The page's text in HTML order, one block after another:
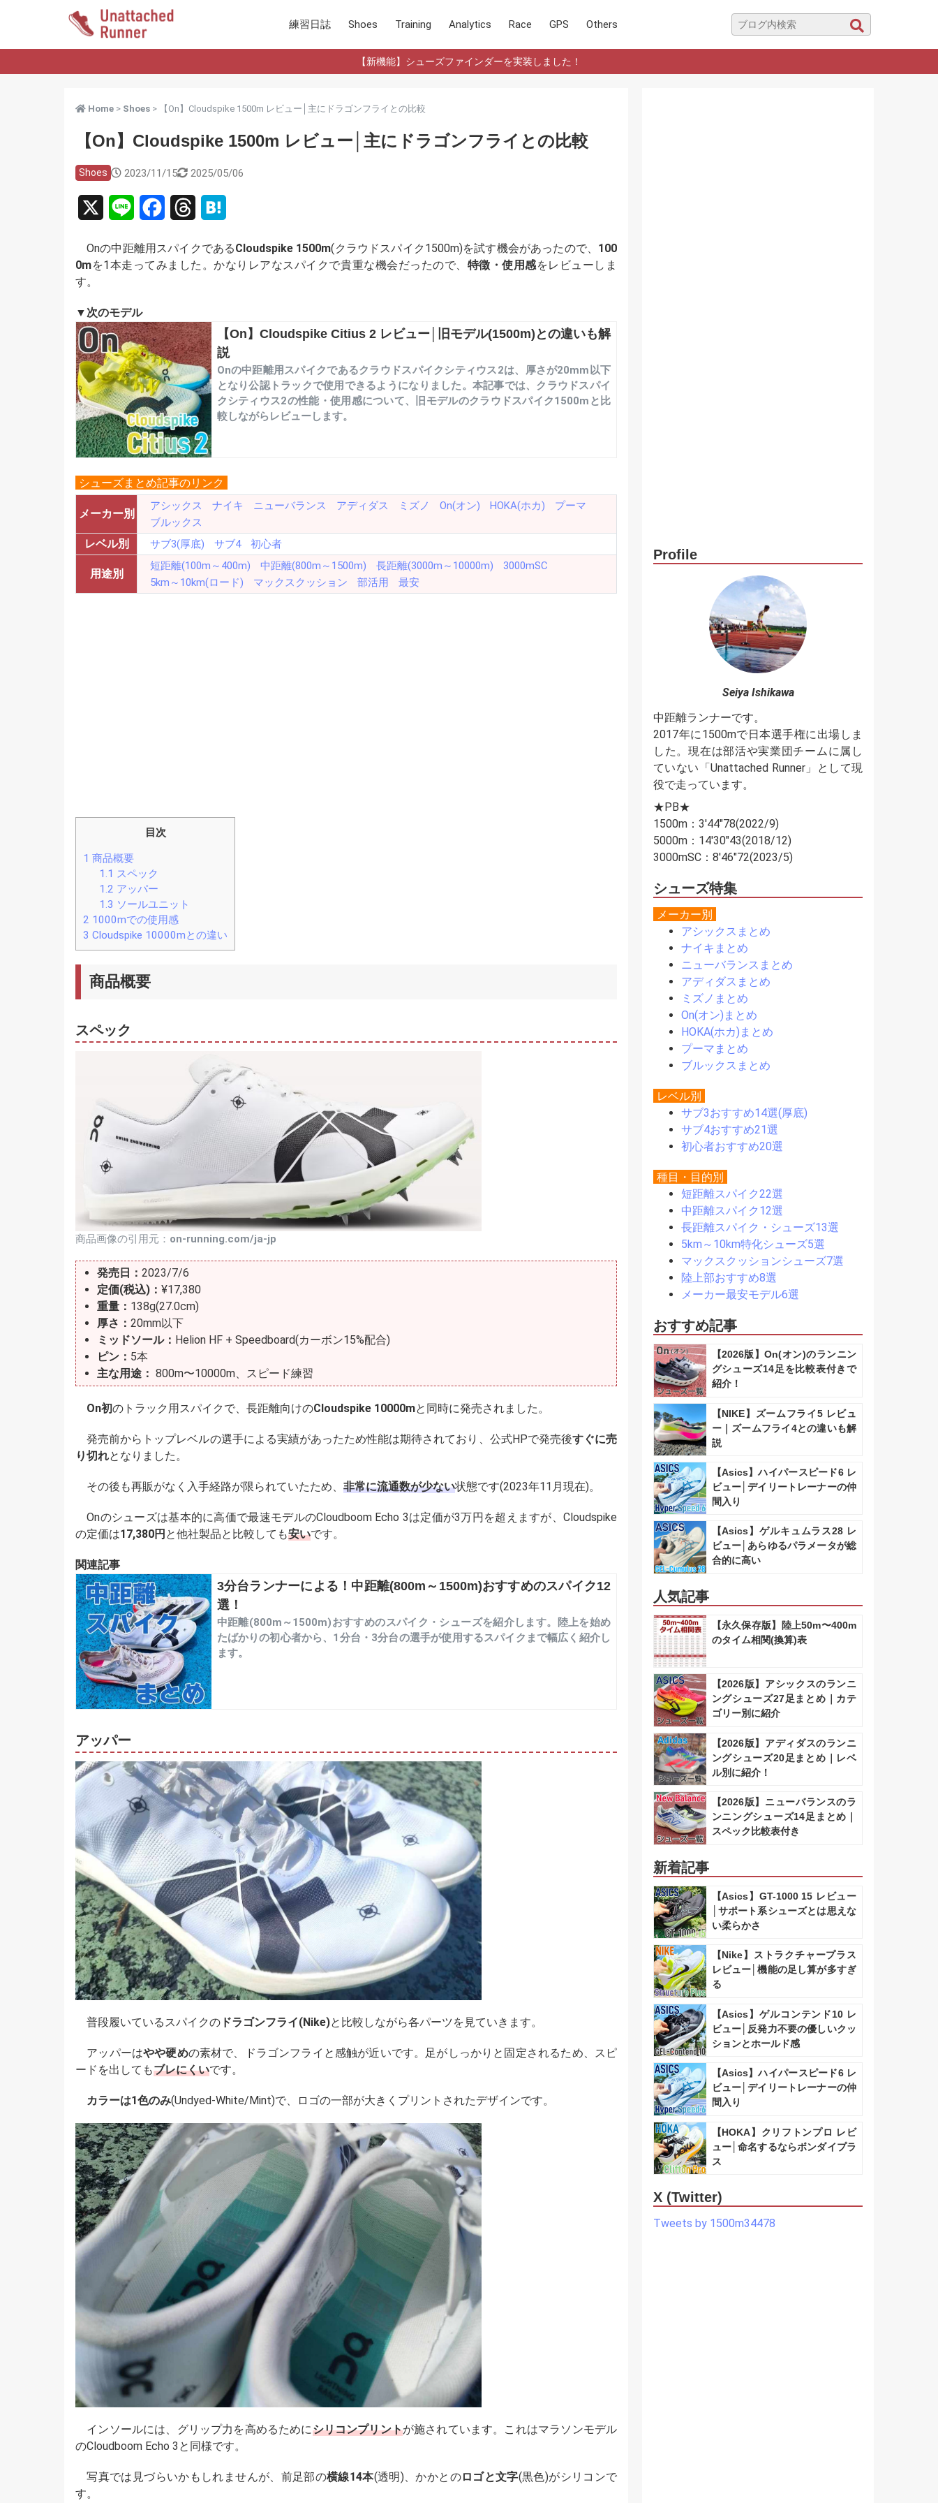
練習日誌 Shoes Training Analytics Race GPS Others
【新機能】シューズファインダーを実装しました！
Home > Shoes > 【On】Cloudspike 1500m レビュー│主にドラゴンフライとの比較
【On】Cloudspike 1500m レビュー│主にドラゴンフライとの比較
Shoes 2023/11/15 2025/05/06
n
c
o
o
k
d
s
t
a
Onの中距離用スパイクであるCloudspike 1500m(クラウドスパイク1500m)を試す機会があったので、 100
0mを1本走ってみました。かなりレアなスパイクで貴重な機会だったので、 特徴・使用感をレビューしま
す。
▼次のモデル
【On】Cloudspike Citius 2 レビュー│旧モデル(1500m)との違いも解
説
Onの中距離用スパイクであるクラウドスパイクシティウス2は、厚さが20mm以下
となり公認トラックで使用できるようになりました。本記事では、クラウドスパイ
クシティウス2の性能・使用感について、旧モデルのクラウドスパイク1500mと比
較しながらレビューします。
シューズまとめ記事のリンク
メーカー別
アシックス ナイキ ニューバランス アディダス ミズノ On(オン) HOKA(ホカ)
プーマ
ブルックス
レベル別 サブ3(厚底) サブ4 初心者
用途別
短距離(100m～400m) 中距離(800m～1500m) 長距離(3000m～10000m)
3000mSC
5km～10km(ロード)
マックスクッション 部活用 最安
目次
1 商品概要
1.1 スペック
1.2 アッパー
1.3 ソールユニット
2 1000mでの使用感
3 Cloudspike 10000mとの違い
商品概要
スペック
商品画像の引用元： on-running.com/ja-jp
発売日： 2023/7/6
定価(税込)： ¥17,380
重量： 138g(27.0cm)
厚さ： 20mm以下
ミッドソール： Helion HF + Speedboard(カーボン15%配合)
ピン： 5本
主な用途： 800m〜10000m、スピード練習
On初のトラック用スパイクで、長距離向けのCloudspike 10000mと同時に発売されました。
発売前からトップレベルの選手による実績があったため性能は期待されており、公式HPで発売後すぐに売
り切れとなりました。
その後も再販がなく入手経路が限られていたため、 非常に流通数が少ない状態です(2023年11月現在)。
Onのシューズは基本的に高価で最速モデルのCloudboom Echo 3は定価が3万円を超えますが、Cloudspike
の定価は17,380円 と他社製品と比較しても安いです。
関連記事
3分台ランナーによる！中距離(800m～1500m)おすすめのスパイク12
選！
中距離(800m～1500m)おすすめのスパイク・シューズを紹介します。陸上を始め
たばかりの初心者から、1分台・3分台の選手が使用するスパイクまで幅広く紹介し
ます。
アッパー
普段履いているスパイクの ドラゴンフライ(Nike)と比較しながら各パーツを見ていきます。
アッパーはやや硬めの素材で、ドラゴンフライと感触が近いです。足がしっかりと固定されるため、スピ
ードを出してもブレにくいです。
カラーは1色のみ(Undyed-White/Mint)で、ロゴの一部が大きくプリントされたデザインです。
インソールには、グリップ力を高めるためにシリコンプリントが施されています。これはマラソンモデル
のCloudboom Echo 3と同様です。
写真では見づらいかもしれませんが、前足部の横線14本(透明)、かかとのロゴと文字(黒色)がシリコンで
す。
Profile
Seiya Ishikawa
中距離ランナーです。
2017年に1500mで日本選手権に出場しま
した。現在は部活や実業団チームに属し
ていない「Unattached Runner」として現
役で走っています。
★PB★
1500m：3'44"78(2022/9)
5000m：14'30"43(2018/12)
3000mSC：8'46"72(2023/5)
シューズ特集
メーカー別
アシックスまとめ
ナイキまとめ
ニューバランスまとめ
アディダスまとめ
ミズノまとめ
On(オン)まとめ
HOKA(ホカ)まとめ
プーマまとめ
ブルックスまとめ
レベル別
サブ3おすすめ14選(厚底)
サブ4おすすめ21選
初心者おすすめ20選
種目・目的別
短距離スパイク22選
中距離スパイク12選
長距離スパイク・シューズ13選
5km～10km特化シューズ5選
マックスクッションシューズ7選
陸上部おすすめ8選
メーカー最安モデル6選
おすすめ記事
【2026版】On(オン)のランニン
グシューズ14足を比較表付きで
紹介！
【NIKE】ズームフライ5 レビュ
ー｜ズームフライ4との違いも解
説
【Asics】ハイパースピード6 レ
ビュー│デイリートレーナーの仲
間入り
【Asics】ゲルキュムラス28 レ
ビュー│あらゆるパラメータが総
合的に高い
人気記事
【永久保存版】陸上50m〜400m
のタイム相関(換算)表
【2026版】アシックスのランニ
ングシューズ27足まとめ｜カテ
ゴリー別に紹介
【2026版】アディダスのランニ
ングシューズ20足まとめ｜レベ
ル別に紹介！
【2026版】ニューバランスのラ
ンニングシューズ14足まとめ｜
スペック比較表付き
新着記事
【Asics】GT-1000 15 レビュー
│サポート系シューズとは思えな
い柔らかさ
【Nike】ストラクチャープラス
レビュー│機能の足し算が多すぎ
る
【Asics】ゲルコンテンド10 レ
ビュー│反発力不要の優しいクッ
ションとホールド感
【Asics】ハイパースピード6 レ
ビュー│デイリートレーナーの仲
間入り
【HOKA】クリフトンプロ レビ
ュー│命名するならボンダイプラ
ス
X (Twitter)
Tweets by 1500m34478